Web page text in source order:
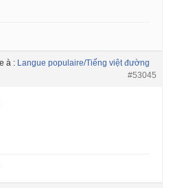
à : Langue populaire/Tiếng việt đường
#53045